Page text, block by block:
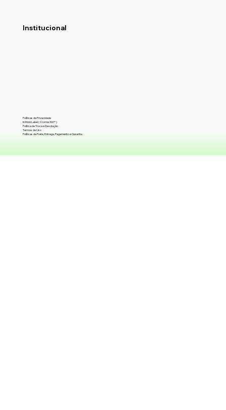
Institucional
Políticas de Privacidade
In Mold Label ( Cromia 360º )
Política de Troca e Devolução
Termos de Uso
Políticas de Frete, Entrega, Pagamento e Garantia